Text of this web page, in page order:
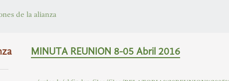
de la alianza
MINUTA REUNION 8-05 Abril 2016